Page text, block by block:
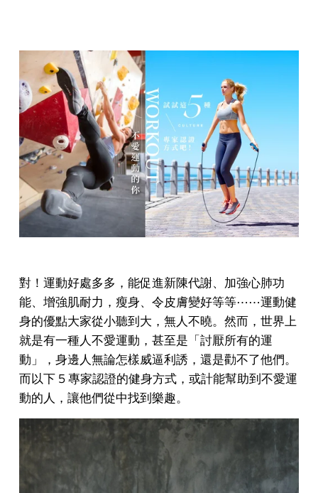
對！運動好處多多，能促進新陳代謝、加強心肺功
能、增強肌耐力，瘦身、令皮膚變好等等⋯⋯運動健
身的優點大家從小聽到大，無人不曉。然而，世界上
就是有一種人不愛運動，甚至是「討厭所有的運
動」，身邊人無論怎樣威逼利誘，還是勸不了他們。
而以下 5 專家認證的健身方式，或計能幫助到不愛運
動的人，讓他們從中找到樂趣。